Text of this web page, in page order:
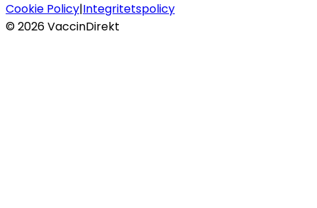
Cookie Policy|Integritetspolicy
©2026VaccinDirekt